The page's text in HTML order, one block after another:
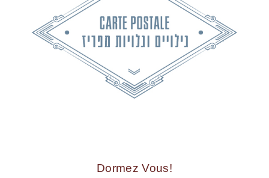
!Dormez Vous